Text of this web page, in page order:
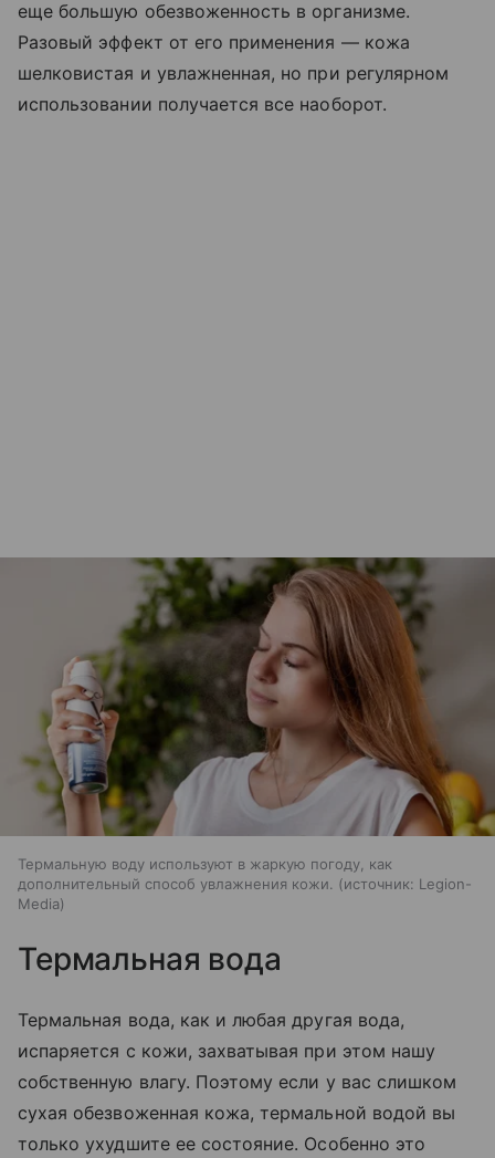
еще большую обезвоженность в организме.
Разовый эффект от его применения — кожа
шелковистая и увлажненная, но при регулярном
использовании получается все наоборот.
Термальную воду используют в жаркую погоду, как
дополнительный способ увлажнения кожи.
источник: Legion-
Media
Термальная вода
Термальная вода, как и любая другая вода,
испаряется с кожи, захватывая при этом нашу
собственную влагу. Поэтому если у вас слишком
сухая обезвоженная кожа, термальной водой вы
только ухудшите ее состояние. Особенно это